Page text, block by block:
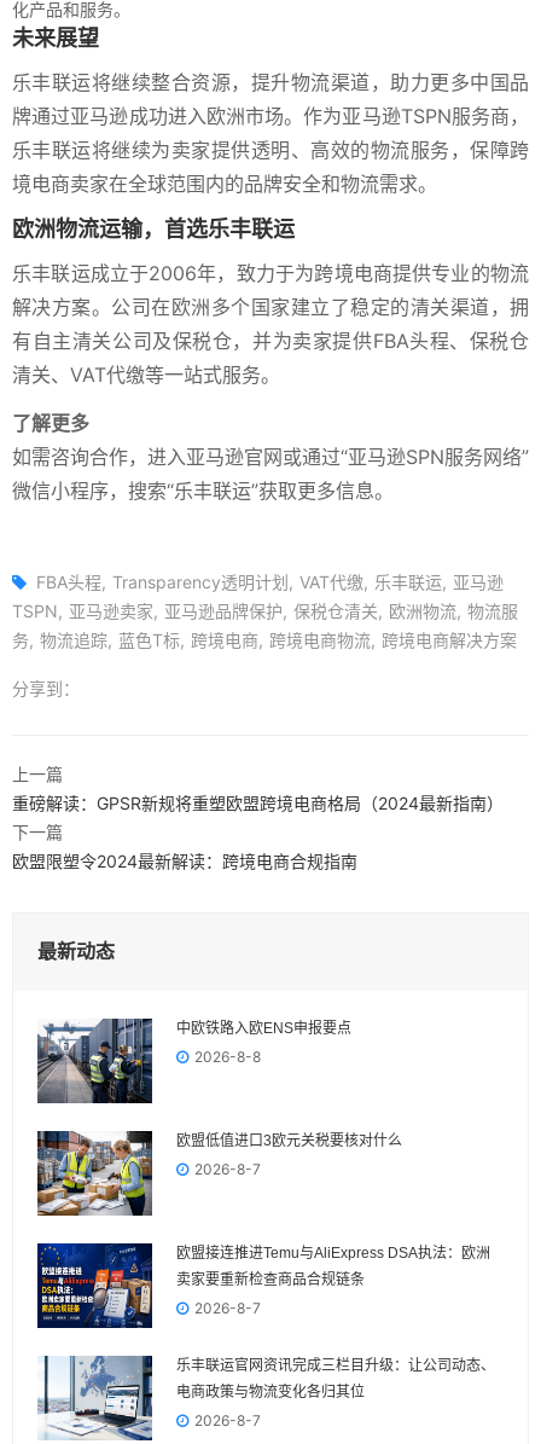
化产品和服务。
未来展望
乐丰联运将继续整合资源，提升物流渠道，助力更多中国品
牌通过亚马逊成功进入欧洲市场。作为亚马逊TSPN服务商，
乐丰联运将继续为卖家提供透明、高效的物流服务，保障跨
境电商卖家在全球范围内的品牌安全和物流需求。
欧洲物流运输，首选乐丰联运
乐丰联运成立于2006年，致力于为跨境电商提供专业的物流
解决方案。公司在欧洲多个国家建立了稳定的清关渠道，拥
有自主清关公司及保税仓，并为卖家提供FBA头程、保税仓
清关、VAT代缴等一站式服务。
了解更多
如需咨询合作，进入亚马逊官网或通过“亚马逊SPN服务网络”
微信小程序，搜索“乐丰联运”获取更多信息。
FBA头程 Transparency透明计划 VAT代缴 乐丰联运 亚马逊
TSPN
亚马逊卖家 亚马逊品牌保护 保税仓清关 欧洲物流 物流服
务 物流追踪 蓝色T标 跨境电商 跨境电商物流 跨境电商解决方案
分享到：
上一篇
重磅解读：GPSR新规将重塑欧盟跨境电商格局（2024最新指南）
下一篇
欧盟限塑令2024最新解读：跨境电商合规指南
最新动态
中欧铁路入欧ENS申报要点
2026-8-8
欧盟低值进口3欧元关税要核对什么
2026-8-7
欧盟接连推进Temu与AliExpress DSA执法：欧洲
卖家要重新检查商品合规链条
2026-8-7
乐丰联运官网资讯完成三栏目升级：让公司动态、
电商政策与物流变化各归其位
2026-8-7